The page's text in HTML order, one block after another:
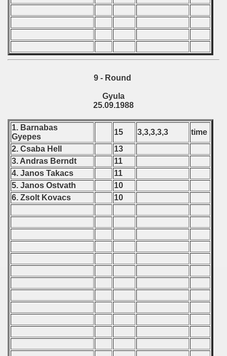
9 - Round
Gyula
25.09.1988
1. Barnabas
Gyepes
15 3,3,3,3,3
time
2. Csaba Hell
13
3. Andras Berndt
11
4. Janos Takacs
11
5. Janos Ostvath
10
6. Zsolt Kovacs
10